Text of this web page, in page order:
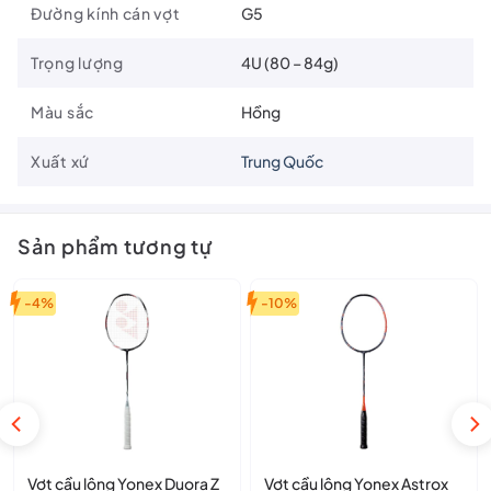
kiểm soát tốt hơn trong các pha cầu.
Đường kính cán vợt G5
Trọng lượng 4U (80 – 84g)
Màu sắc Hồng
Xuất xứ Trung Quốc
Sản phẩm tương tự
-4%
Vợt cầu lông Yonex Duora Z
-10%
Vợt cầu lông Yonex Astrox